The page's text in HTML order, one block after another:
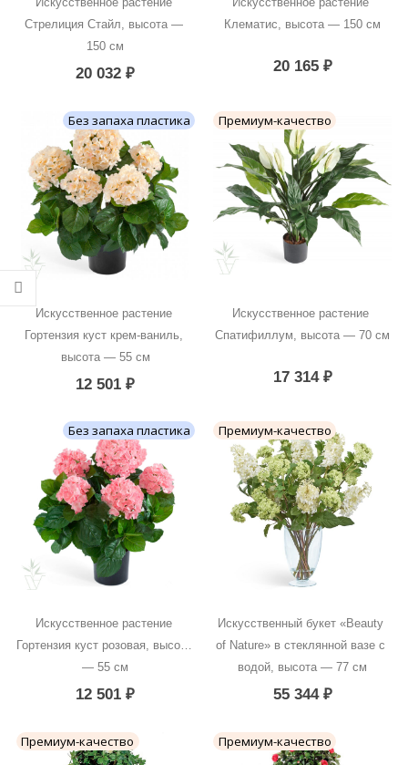
Стрелиция Стайл, высота —
150 см
20 032₽
Клематис, высота — 150 см
20 165 ₽
Без запаха пластика
Искусственное растение
Гортензия куст крем-ваниль,
высота — 55 см
12 501₽
Премиум-качество
Искусственное растение
Спатифиллум, высота — 70 см
17 314 ₽
Без запаха пластика
Искусственное растение
Гортензия куст розовая, высота
— 55 см
12 501₽
Премиум-качество
Искусственный букет «Beauty
of Nature» в стеклянной вазе с
водой, высота — 77 см
55 344 ₽
Премиум-качество Премиум-качество